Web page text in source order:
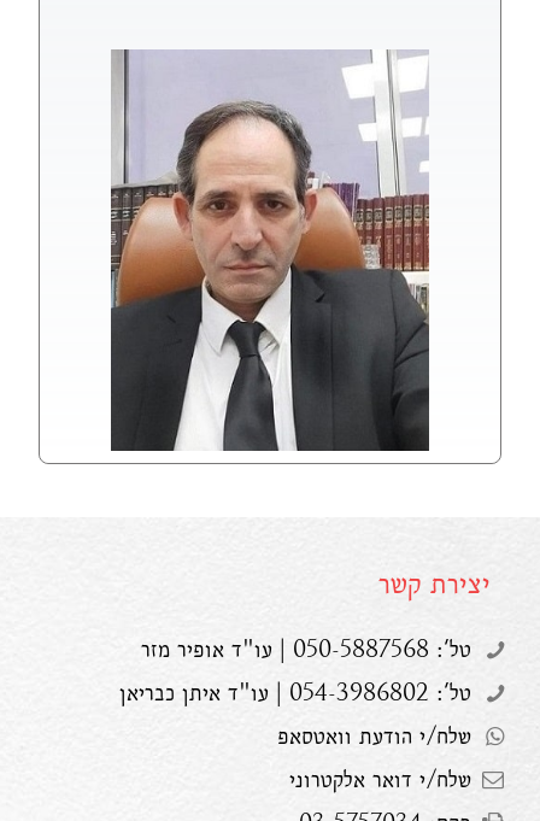
יצירת קשר
טל': 050-5887568 | עו"ד אופיר מזר
טל': 054-3986802 | עו"ד איתן כבריאן
שלח/י הודעת וואטסאפ
שלח/י דואר אלקטרוני